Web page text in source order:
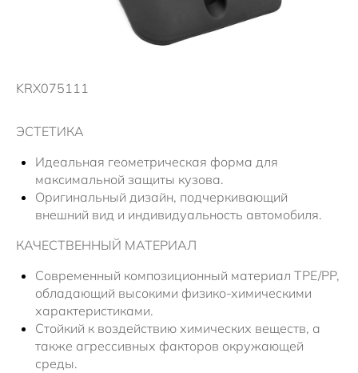
Сервисные акции
KRX075111
ЭСТЕТИКА
Идеальная геометрическая форма для
максимальной защиты кузова.
Оригинальный дизайн, подчеркивающий
внешний вид и индивидуальность автомобиля.
КАЧЕСТВЕННЫЙ МАТЕРИАЛ
Современный композиционный материал TPE/PP,
обладающий высокими физико-химическими
характеристиками.
Стойкий к воздействию химических веществ, а
также агрессивных факторов окружающей
среды.